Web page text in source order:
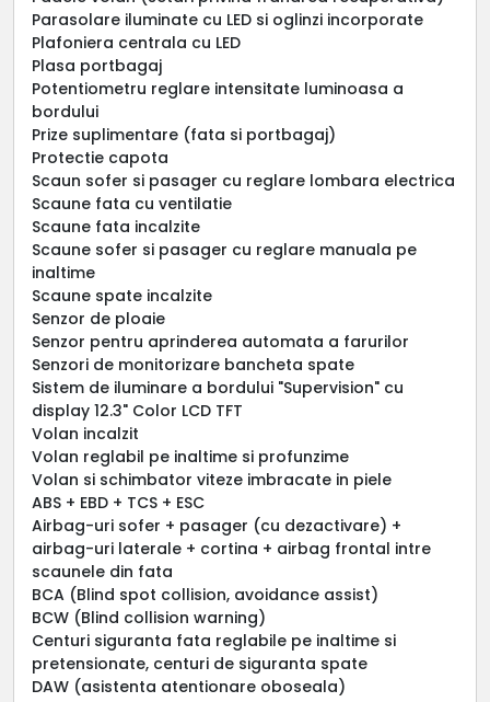
Parasolare iluminate cu LED si oglinzi incorporate
Plafoniera centrala cu LED
Plasa portbagaj
Potentiometru reglare intensitate luminoasa a
bordului
Prize suplimentare (fata si portbagaj)
Protectie capota
Scaun sofer si pasager cu reglare lombara electrica
Scaune fata cu ventilatie
Scaune fata incalzite
Scaune sofer si pasager cu reglare manuala pe
inaltime
Scaune spate incalzite
Senzor de ploaie
Senzor pentru aprinderea automata a farurilor
Senzori de monitorizare bancheta spate
Sistem de iluminare a bordului "Supervision" cu
display 12.3" Color LCD TFT
Volan incalzit
Volan reglabil pe inaltime si profunzime
Volan si schimbator viteze imbracate in piele
ABS + EBD + TCS + ESC
Airbag-uri sofer + pasager (cu dezactivare) +
airbag-uri laterale + cortina + airbag frontal intre
scaunele din fata
BCA (Blind spot collision, avoidance assist)
BCW (Blind collision warning)
Centuri siguranta fata reglabile pe inaltime si
pretensionate, centuri de siguranta spate
DAW (asistenta atentionare oboseala)